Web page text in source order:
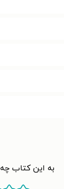
به این کتاب